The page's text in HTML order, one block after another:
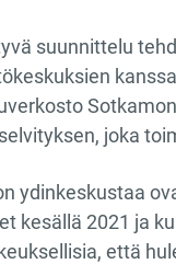
suunnittelu
joka
ydinkeskustaa
kesällä 2021 ja
että